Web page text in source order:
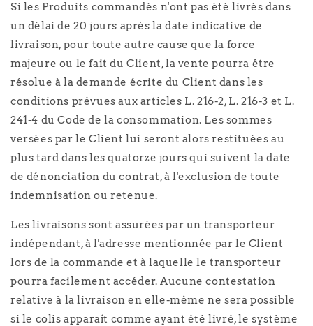
Si les Produits commandés n'ont pas été livrés dans
un délai de 20 jours après la date indicative de
livraison, pour toute autre cause que la force
majeure ou le fait du Client, la vente pourra être
résolue à la demande écrite du Client dans les
conditions prévues aux articles L. 216-2, L. 216-3 et L.
241-4 du Code de la consommation. Les sommes
versées par le Client lui seront alors restituées au
plus tard dans les quatorze jours qui suivent la date
de dénonciation du contrat, à l'exclusion de toute
indemnisation ou retenue.
Les livraisons sont assurées par un transporteur
indépendant, à l'adresse mentionnée par le Client
lors de la commande et à laquelle le transporteur
pourra facilement accéder. Aucune contestation
relative à la livraison en elle-même ne sera possible
si le colis apparaît comme ayant été livré, le système